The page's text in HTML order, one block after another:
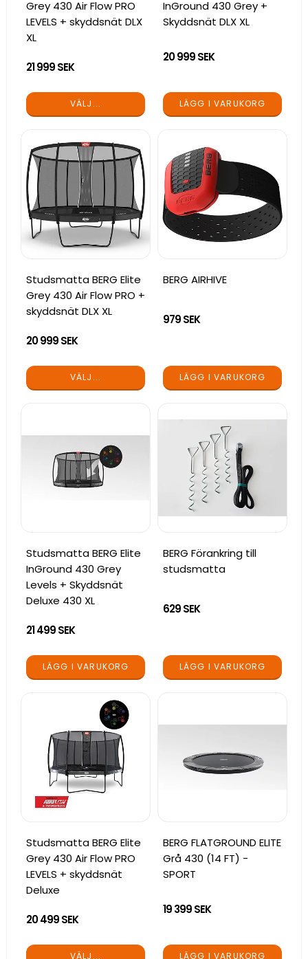
Grey 430 Air Flow PRO
LEVELS + skyddsnät DLX
XL
21 999 SEK
VÄLJ...
InGround 430 Grey +
Skyddsnät DLX XL
20 999 SEK
LÄGG I VARUKORG
Studsmatta BERG Elite
Grey 430 Air Flow PRO +
skyddsnät DLX XL
20 999 SEK
VÄLJ...
BERG AIRHIVE
979 SEK
LÄGG I VARUKORG
Studsmatta BERG Elite
InGround 430 Grey
Levels + Skyddsnät
Deluxe 430 XL
21 499 SEK
LÄGG I VARUKORG
BERG Förankring till
studsmatta
629 SEK
LÄGG I VARUKORG
Studsmatta BERG Elite
Grey 430 Air Flow PRO
LEVELS + skyddsnät
Deluxe
20 499 SEK
VÄLJ...
BERG FLATGROUND ELITE
Grå 430 (14 FT) -
SPORT
19 399 SEK
LÄGG I VARUKORG